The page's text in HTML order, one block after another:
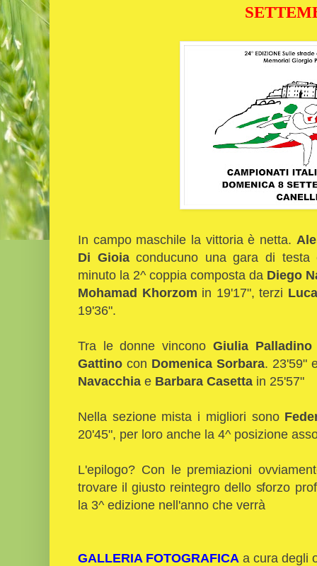
In campo maschile la vittoria è netta.
Di Gioiaconducuno una gara di testa
minuto la 2^ coppia composta da Diego
Mohamad Khorzom in 19'17", terzi
19'36".
Tra le donne vincono Giulia Palladino
Gattino con Domenica Sorbara. 23'59"
Navacchia e Barbara Casetta in 25'57"
Nella sezione mista i migliori sono
20'45", per loro anche la 4^ posizione
L'epilogo? Con le premiazioni
trovare il giusto reintegro dello sforzo
la 3^ edizione nell'anno che verrà
GALLERIA FOTOGRAFICA a cura degli